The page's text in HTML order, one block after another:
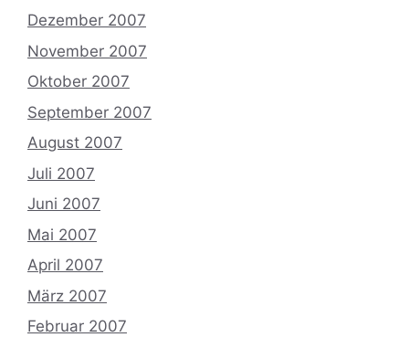
Dezember 2007
November 2007
Oktober 2007
September 2007
August 2007
Juli 2007
Juni 2007
Mai 2007
April 2007
März 2007
Februar 2007